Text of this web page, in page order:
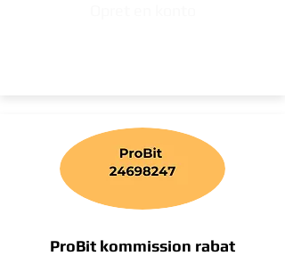
ProBit kommission rabat